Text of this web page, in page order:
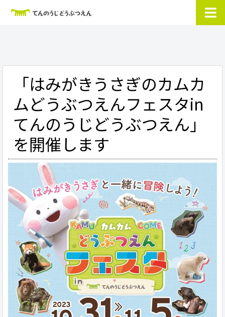
「はみがきうさぎのカムカ
ムどうぶつえんフェスタin
てんのうじどうぶつえん」
を開催します